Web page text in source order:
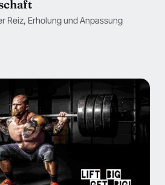
Reiz, Erholung und Anpassung